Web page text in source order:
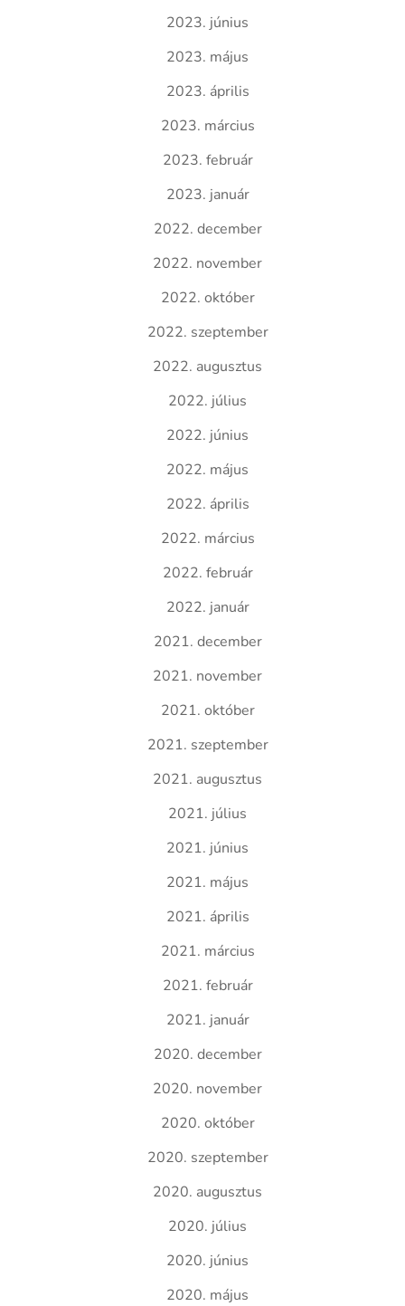
2023. június
2023. május
2023. április
2023. március
2023. február
2023. január
2022. december
2022. november
2022. október
2022. szeptember
2022. augusztus
2022. július
2022. június
2022. május
2022. április
2022. március
2022. február
2022. január
2021. december
2021. november
2021. október
2021. szeptember
2021. augusztus
2021. július
2021. június
2021. május
2021. április
2021. március
2021. február
2021. január
2020. december
2020. november
2020. október
2020. szeptember
2020. augusztus
2020. július
2020. június
2020. május